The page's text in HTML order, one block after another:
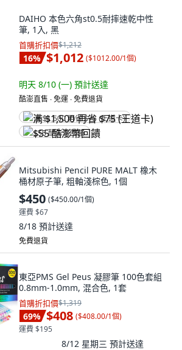
DAIHO 本色六角st0.5耐摔速乾中性
筆, 1入, 黑
首購折扣價$1,212
16% $1,012 ($1012.00/1個)
明天 8/10 (一) 預計送達
酷澎直售 ∙ 免運 ∙ 免費退貨
满 $1,500 再省 $75 (王道卡)
$55 酷澎幣回饋
Mitsubishi Pencil PURE MALT 橡木
桶材原子筆, 粗軸淺棕色, 1個
$450 ($450.00/1個)
運費 $67
8/18 預計送達
免費退貨
東亞PMS Gel Peus 凝膠筆 100色套組
0.8mm-1.0mm, 混合色, 1套
首購折扣價$1,319
69% $408 ($408.00/1個)
運費 $195
8/12 星期三 預計送達